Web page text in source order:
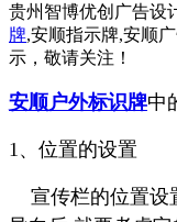
贵州智博优创广告设
牌,安顺指示牌,安顺
示，敬请关注！
安顺户外标识牌中
1、位置的设置
宣传栏的位置设